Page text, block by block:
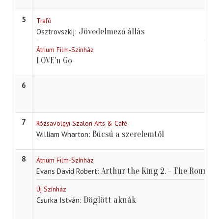
5 Trafó
Osztrovszkij Jövedelmező állás
Átrium Film-Színház
LOVE'n Go
6
7 Rózsavölgyi Szalon Arts & Café
William Wharton Búcsú a szerelemtől
8 Átrium Film-Színház
Evans David Robert Arthur the King 2. - The Round
Új Színház
Csurka István Döglött aknák